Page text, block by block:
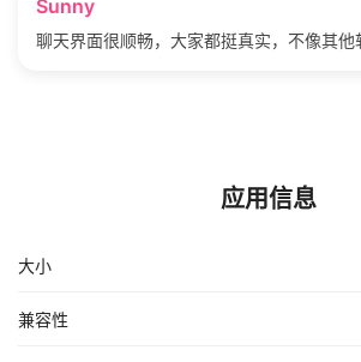
Sunny
聊天界面很顺畅，大家都挺真实，不像其他
应用信息
大小
兼容性